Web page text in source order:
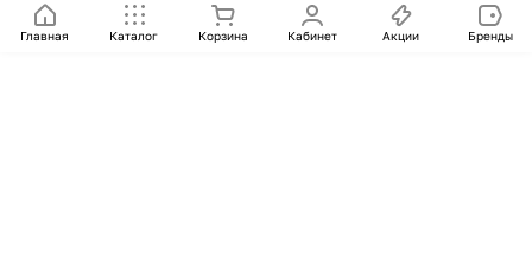
Главная Каталог Корзина Кабинет Акции Бренды